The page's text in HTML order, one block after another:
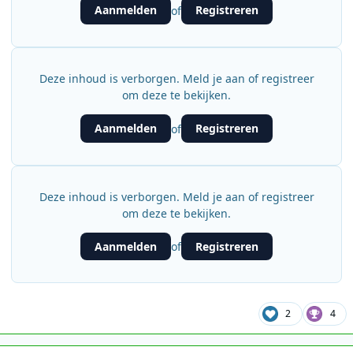
Aanmelden of Registreren
Deze inhoud is verborgen. Meld je aan of registreer
om deze te bekijken.
Aanmelden of Registreren
Deze inhoud is verborgen. Meld je aan of registreer
om deze te bekijken.
Aanmelden of Registreren
2 4